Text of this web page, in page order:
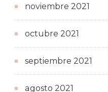
noviembre 2021
octubre 2021
septiembre 2021
agosto 2021